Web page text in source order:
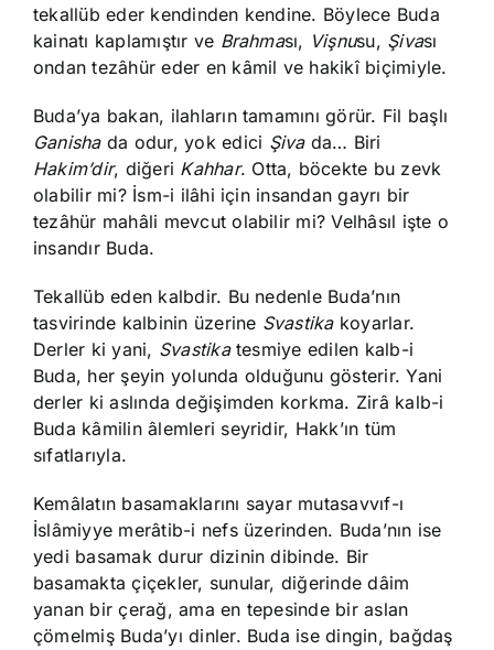
tekallüb eder kendinden kendine. Böylece Buda
kainatı kaplamıştır ve Brahması, Vişnusu, Şivası
ondan tezâhür eder en kâmil ve hakikî biçimiyle.
Buda’ya bakan, ilahların tamamını görür. Fil başlı
Ganishada odur, yok edici Şivada… Biri
Hakim’dir, diğeri Kahhar. Otta, böcekte bu zevk
olabilir mi? İsm-i ilâhi için insandan gayrı bir
tezâhür mahâli mevcut olabilir mi? Velhâsıl işte o
insandır Buda.
Tekallüb eden kalbdir. Bu nedenle Buda’nın
tasvirinde kalbinin üzerine Svastikakoyarlar.
Derler ki yani, Svastikatesmiye edilen kalb-i
Buda, her şeyin yolunda olduğunu gösterir. Yani
derler ki aslında değişimden korkma. Zirâ kalb-i
Buda kâmilin âlemleri seyridir, Hakk’ın tüm
sıfatlarıyla.
Kemâlatın basamaklarını sayar mutasavvıf-ı
İslâmiyye merâtib-i nefs üzerinden. Buda’nın ise
yedi basamak durur dizinin dibinde. Bir
basamakta çiçekler, sunular, diğerinde dâim
yanan bir çerağ, ama en tepesinde bir aslan
çömelmiş Buda’yı dinler. Buda ise dingin, bağdaş